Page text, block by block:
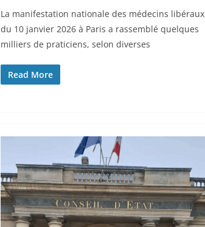
La manifestation nationale des médecins libéraux
du 10 janvier 2026 à Paris a rassemblé quelques
milliers de praticiens, selon diverses
Read More